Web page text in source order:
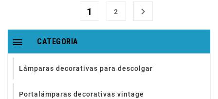
1 2 
CATEGORIA

Lámparas decorativas para descolgar
Portalámparas decorativas vintage